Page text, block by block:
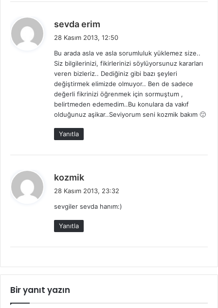
sevda erim
i
k
i
28 Kasım 2013, 12:50
Bu arada asla ve asla sorumluluk yüklemez size..
Siz bilgilerinizi, fikirlerinizi söylüyorsunuz kararları
veren bizleriz.. Dediğiniz gibi bazı şeyleri
değiştirmek elimizde olmuyor.. Ben de sadece
değerli fikrinizi öğrenmek için sormuştum ,
belirtmeden edemedim..Bu konulara da vakıf
olduğunuz aşikar..Seviyorum seni kozmik bakım 🙂
Yanıtla
kozmik
i
28 Kasım 2013, 23:32
sevgiler sevda hanım:)
Yanıtla
Bir yanıt yazın